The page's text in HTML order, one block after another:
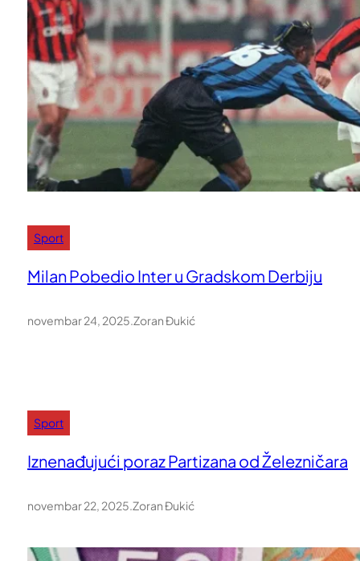
Sport
Milan Pobedio Inter u Gradskom Derbiju
novembar 24, 2025 Zoran Đukić
Sport
Iznenađujući poraz Partizana od Železničara
novembar 22, 2025.Zoran Đukić